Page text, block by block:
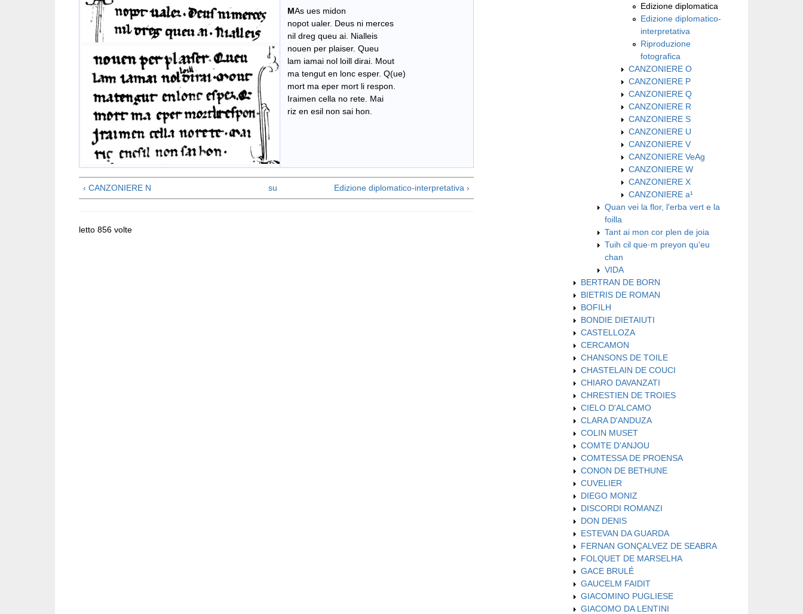
MAs ues midon
nopot ualer. Deus ni merces
nil dreg queu ai. Nialleis
nouen per plaiser. Queu
lam iamai nol loill dirai. Mout
ma tengut en lonc esper. Q(ue)
mort ma eper mort li respon.
Iraimen cella no rete. Mai
riz en esil non sai hon.
‹ CANZONIERE N su Edizione diplomatico-interpretativa ›
letto 856 volte
Edizione diplomatica
Edizione diplomatico-
interpretativa
Riproduzione
fotografica
CANZONIERE O
CANZONIERE P
CANZONIERE Q
CANZONIERE R
CANZONIERE S
CANZONIERE U
CANZONIERE V
CANZONIERE VeAg
CANZONIERE W
CANZONIERE X
CANZONIERE a¹
Quan vei la flor, l'erba vert e la
foilla
Tant ai mon cor plen de joia
Tuih cil que·m preyon qu'eu
chan
VIDA
BERTRAN DE BORN
BIETRIS DE ROMAN
BOFILH
BONDIE DIETAIUTI
CASTELLOZA
CERCAMON
CHANSONS DE TOILE
CHASTELAIN DE COUCI
CHIARO DAVANZATI
CHRESTIEN DE TROIES
CIELO D'ALCAMO
CLARA D'ANDUZA
COLIN MUSET
COMTE D'ANJOU
COMTESSA DE PROENSA
CONON DE BETHUNE
CUVELIER
DIEGO MONIZ
DISCORDI ROMANZI
DON DENIS
ESTEVAN DA GUARDA
FERNAN GONÇALVEZ DE SEABRA
FOLQUET DE MARSELHA
GACE BRULÉ
GAUCELM FAIDIT
GIACOMINO PUGLIESE
GIACOMO DA LENTINI